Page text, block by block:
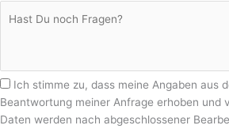
Ich stimme zu, dass meine Angaben aus
Beantwortung meiner Anfrage erhoben und
Daten werden nach abgeschlossener